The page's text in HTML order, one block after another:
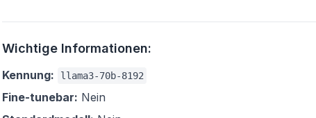
Wichtige Informationen:
Kennung: llama3-70b-8192
Fine-tunebar: Nein